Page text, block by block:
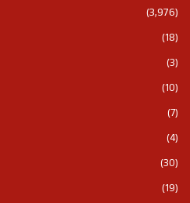
(3,976)
(18)
(3)
(10)
(7)
(4)
(30)
(19)